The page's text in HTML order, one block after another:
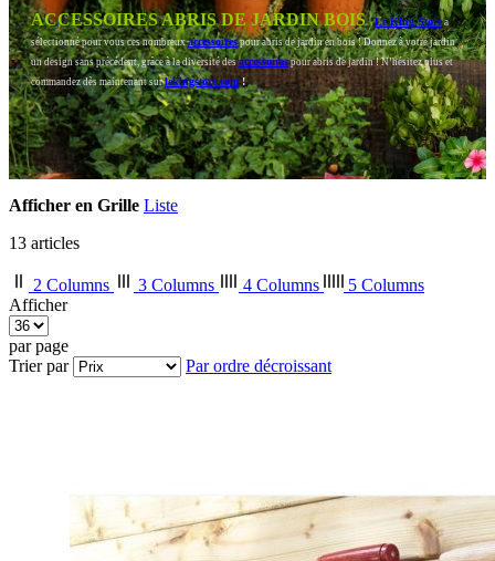
ACCESSOIRES ABRIS DE JARDIN BOISLe King Storea
sélectionné pour vous ces nombreuxaccessoirespour abris de jardin en bois ! Donnez à votre jardin
un design sans précédent, grâce à la diversité desaccessoirespour abris de jardin ! N’hésitez plus et
commandez dès maintenant surlekingstore.com!
Afficher en Grille Liste
13 articles
2 Columns 3 Columns 4 Columns
5 Columns
Afficher
par page
Trier par
Par ordre décroissant